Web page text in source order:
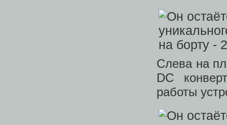
Слева на
DC
работы